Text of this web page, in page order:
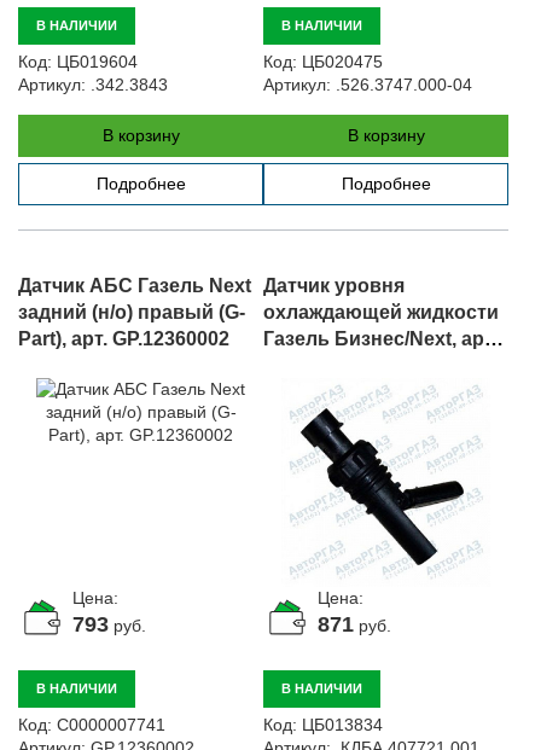
В НАЛИЧИИ
Код: ЦБ019604
Артикул: .342.3843
В корзину
Подробнее
В НАЛИЧИИ
Код: ЦБ020475
Артикул: .526.3747.000-04
В корзину
Подробнее
Датчик АБС Газель Next
задний (н/о) правый (G-
Part), арт. GP.12360002
Цена:
793 руб.
В НАЛИЧИИ
Код: С0000007741
Датчик уровня
охлаждающей жидкости
Газель Бизнес/Next, арт.
Цена:
871 руб.
В НАЛИЧИИ
Код: ЦБ013834